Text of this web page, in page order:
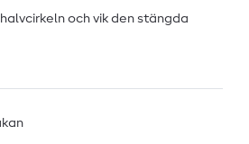
och vik den stängda